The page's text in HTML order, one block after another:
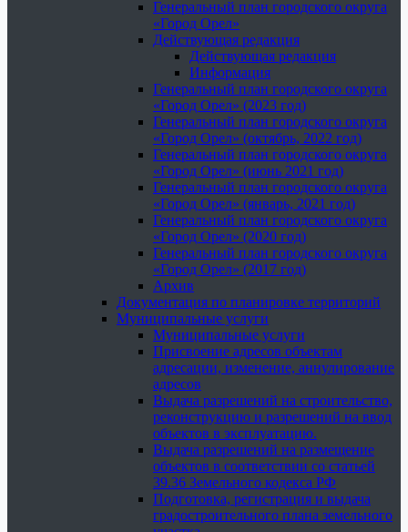
Генеральный план городского округа
«Город Орел»
Действующая редакция
Действующая редакция
Информация
Генеральный план городского округа
«Город Орел» (2023 год)
Генеральный план городского округа
«Город Орел» (октябрь, 2022 год)
Генеральный план городского округа
«Город Орел» (июнь 2021 год)
Генеральный план городского округа
«Город Орел» (январь, 2021 год)
Генеральный план городского округа
«Город Орел» (2020 год)
Генеральный план городского округа
«Город Орел» (2017 год)
Архив
Документация по планировке территорий
Муниципальные услуги
Муниципальные услуги
Присвоение адресов объектам
адресации, изменение, аннулирование
адресов
Выдача разрешений на строительство,
реконструкцию и разрешений на ввод
объектов в эксплуатацию.
Выдача разрешений на размещение
объектов в соответствии со статьей
39.36 Земельного кодекса РФ
Подготовка, регистрация и выдача
градостроительного плана земельного